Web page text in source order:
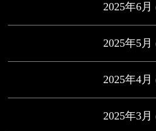
2025年6月
2025年5月
2025年4月
2025年3月